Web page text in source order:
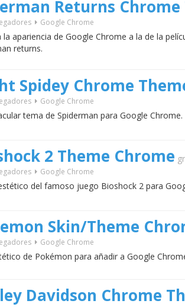
Returns Chrome
Google Chrome
la apariencia de Google Chrome a la de la
returns.
Spidey Chrome
Google Chrome
tema de Spiderman para Google Chrome.
2 Theme Chrome
Google Chrome
del famoso juego Bioshock 2 para
Skin/Theme
Google Chrome
de Pokémon para añadir a Google
Davidson Chrome